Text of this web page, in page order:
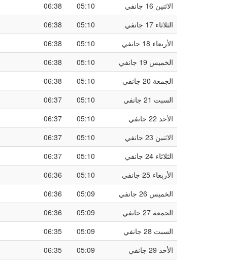
الاثنين 16 جانفي
05:10
06:38
الثلاثاء 17 جانفي
05:10
06:38
الأربعاء 18 جانفي
05:10
06:38
الخميس 19 جانفي
05:10
06:38
الجمعة 20 جانفي
05:10
06:38
السبت 21 جانفي
05:10
06:37
الأحد 22 جانفي
05:10
06:37
الاثنين 23 جانفي
05:10
06:37
الثلاثاء 24 جانفي
05:10
06:37
الأربعاء 25 جانفي
05:10
06:36
الخميس 26 جانفي
05:09
06:36
الجمعة 27 جانفي
05:09
06:36
السبت 28 جانفي
05:09
06:35
الأحد 29 جانفي
05:09
06:35